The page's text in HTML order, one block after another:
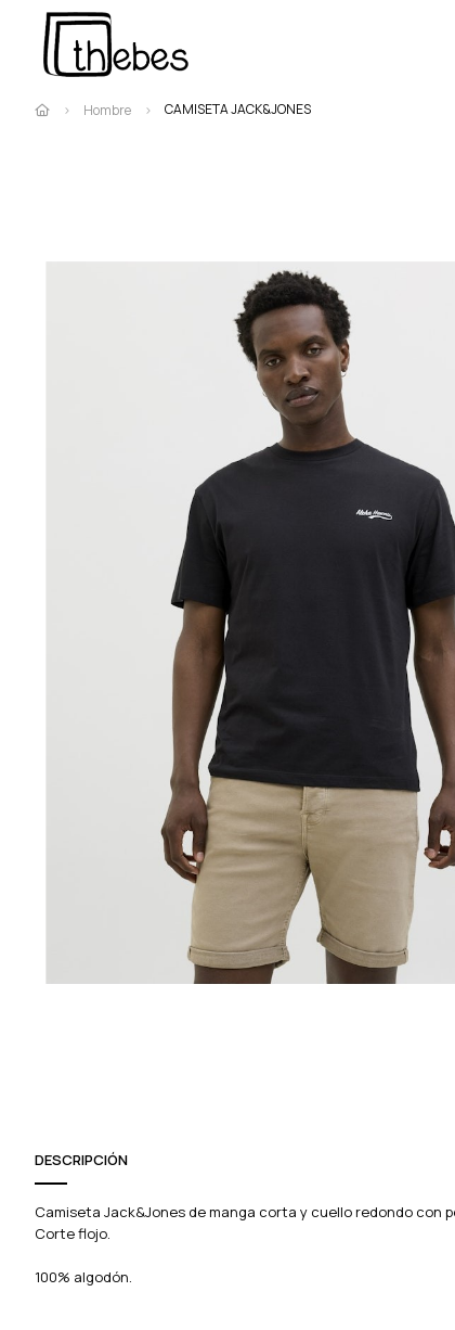
Hombre CAMISETA JACK&JONES
DESCRIPCIÓN
Camiseta Jack&Jones de manga corta y cuello redondo con
Corte flojo.
100% algodón.